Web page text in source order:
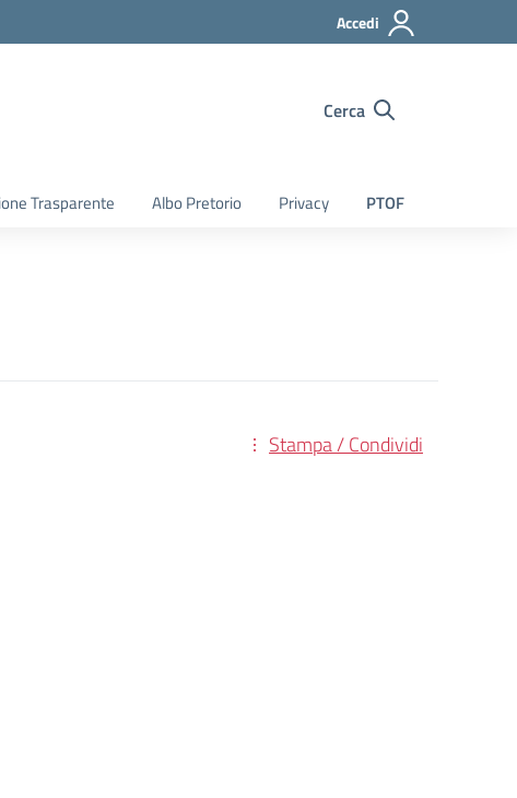
Accedi
Cerca
Trasparente Albo Pretorio Privacy PTOF
Stampa / Condividi